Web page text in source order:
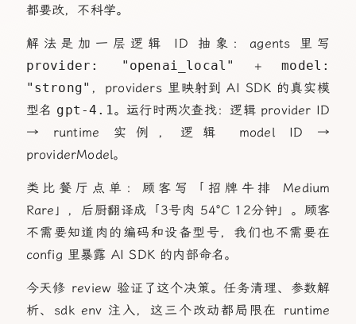
都要改，不科学。
解法是加一层逻辑 ID 抽象：agents 里写
provider: "openai_local"
+model:
"strong" ，providers 里映射到 AI SDK 的真实模
型名 gpt-4.1。运行时两次查找：逻辑 provider ID
→ runtime 实例，逻辑 model ID →
providerModel。
类比餐厅点单：顾客写「招牌牛排 Medium
Rare」，后厨翻译成「3号肉 54°C 12分钟」。顾客
不需要知道肉的编码和设备型号，我们也不需要在
config 里暴露 AI SDK 的内部命名。
今天修 review 验证了这个决策。任务清理、参数解
析、sdk env 注入，这三个改动都局限在 runtime